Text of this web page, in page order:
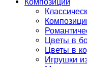
Цветы в
Цветы в
Игрушки